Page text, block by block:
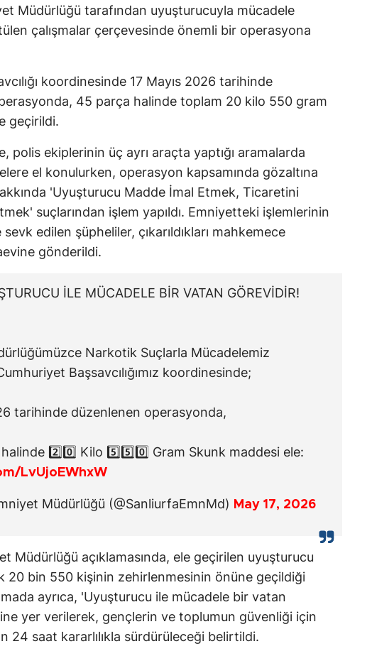
Müdürlüğü tarafından uyuşturucuyla mücadele
çalışmalar çerçevesinde önemli bir operasyona
koordinesinde 17 Mayıs 2026 tarihinde
45 parça halinde toplam 20 kilo 550 gram
geçirildi.
polis ekiplerinin üç ayrı araçta yaptığı aramalarda
el konulurken, operasyon kapsamında gözaltına
'Uyuşturucu Madde İmal Etmek, Ticaretini
suçlarından işlem yapıldı. Emniyetteki işlemlerinin
edilen şüpheliler, çıkarıldıkları mahkemece
gönderildi.
İLE MÜCADELE BİR VATAN GÖREVİDİR!
Narkotik Suçlarla Mücadelemiz
Başsavcılığımız koordinesinde;
tarihinde düzenlenen operasyonda,
2️⃣0️⃣ Kilo 5️⃣5️⃣0️⃣ Gram Skunk maddesi ele:
LvUjoEWhxW
Müdürlüğü (@SanliurfaEmnMd) May 17, 2026
Müdürlüğü açıklamasında, ele geçirilen uyuşturucu
20 bin 550 kişinin zehirlenmesinin önüne geçildiği
ayrıca, 'Uyuşturucu ile mücadele bir vatan
yer verilerek, gençlerin ve toplumun güvenliği için
24 saat kararlılıkla sürdürüleceği belirtildi.